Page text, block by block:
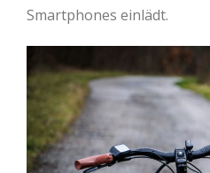
Smartphones einlädt.